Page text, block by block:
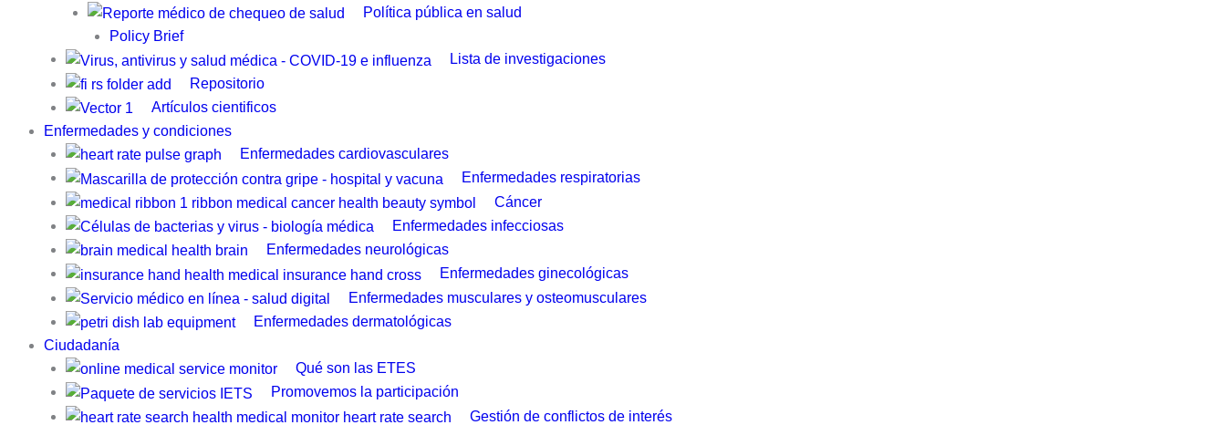
Política pública en salud
Policy Brief
Lista de investigaciones
Repositorio
Artículos cientificos
Enfermedades y condiciones
Enfermedades cardiovasculares
Enfermedades respiratorias
Cáncer
Enfermedades infecciosas
Enfermedades neurológicas
Enfermedades ginecológicas
Enfermedades musculares y osteomusculares
Enfermedades dermatológicas
Ciudadanía
Qué son las ETES
Promovemos la participación
Gestión de conflictos de interés